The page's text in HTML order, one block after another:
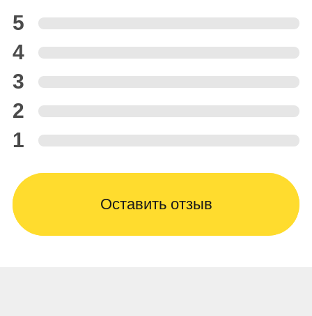
5
4
3
2
1
Оставить отзыв